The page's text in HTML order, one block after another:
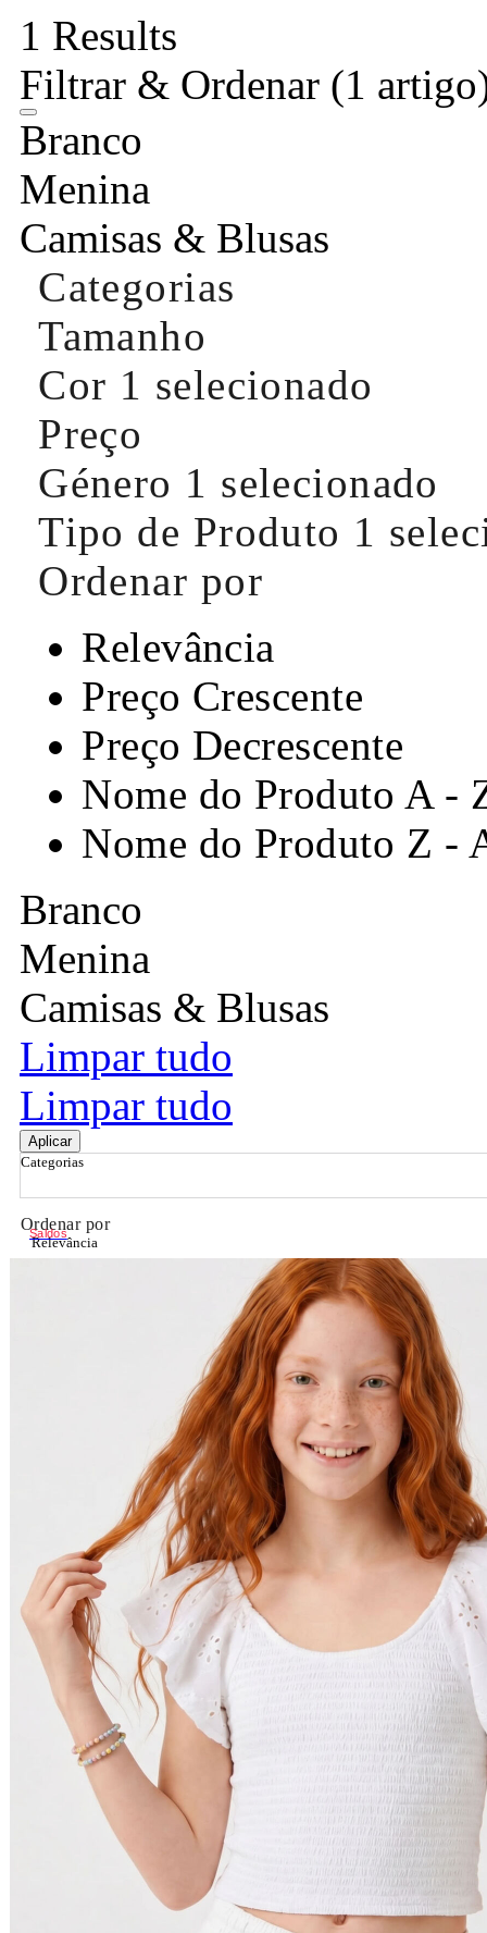
1 Results
Filtrar & Ordenar (1
Branco
Menina
Camisas & Blusas
Categorias
Tamanho
Cor 1 selecionado
Preço
Género 1 selecionado
Tipo de Produto 1
Ordenar por
Relevância
Preço Crescente
Preço Decrescente
Nome do Produto A -
Nome do Produto Z -
Branco
Menina
Camisas & Blusas
Limpar tudo
Limpar tudo
Aplicar
Categorias
Ordenar por
Relevância
Nome do Produto A - Z
Nome do Produto Z - A
Saldos